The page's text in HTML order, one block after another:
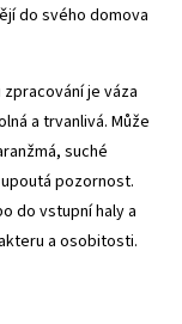
do svého domova
je váza
a trvanlivá. Může
suché
pozornost.
do vstupní haly a
a osobitosti.